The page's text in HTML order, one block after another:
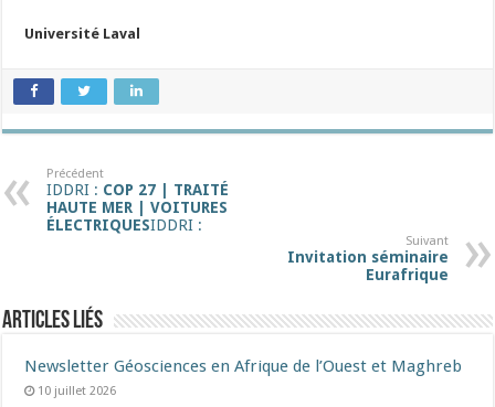
Université Laval
Précédent
IDDRI : COP 27 | TRAITÉ
HAUTE MER | VOITURES
ÉLECTRIQUESIDDRI :
Suivant
Invitation séminaire
Eurafrique
Articles liés
Newsletter Géosciences en Afrique de l’Ouest et Maghreb
10 juillet 2026